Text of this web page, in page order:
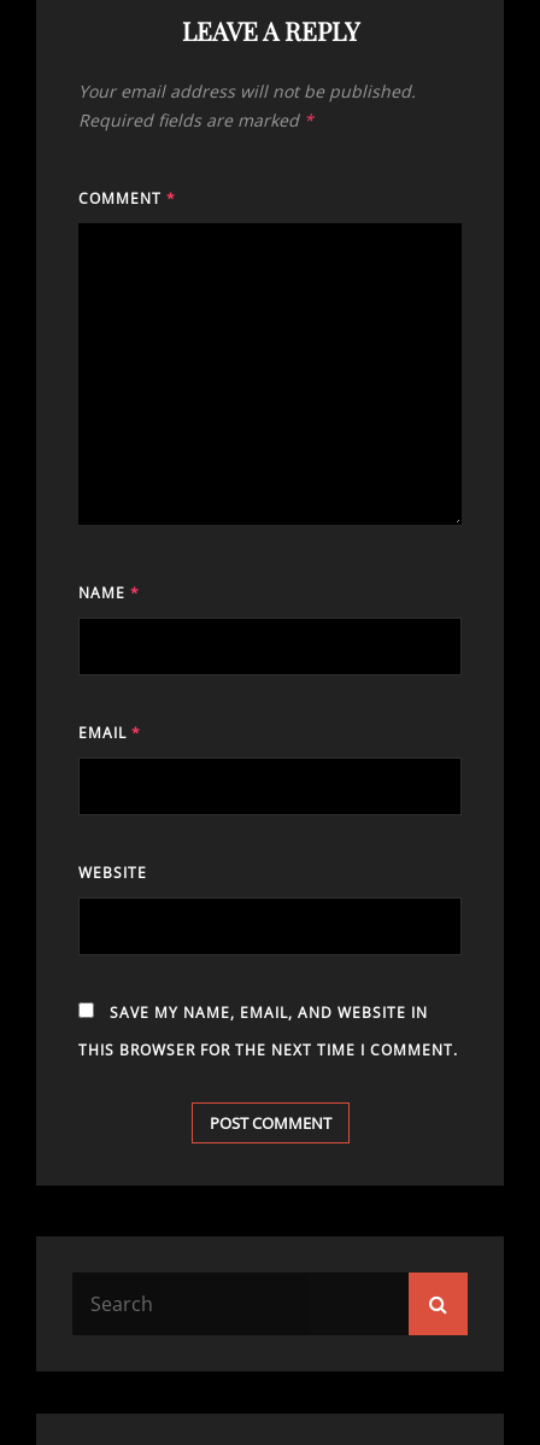
LEAVE A REPLY
Your email address will not be published.
Required fields are marked *
COMMENT *
NAME *
EMAIL *
WEBSITE
SAVE MY NAME, EMAIL, AND WEBSITE IN
THIS BROWSER FOR THE NEXT TIME I COMMENT.